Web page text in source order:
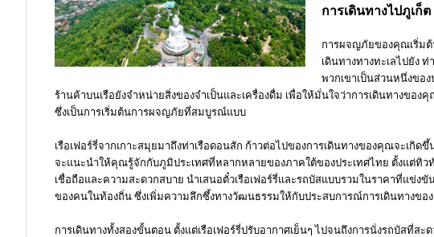
การเดินทางไปภูเก็ต
การผจญภัยของคุณเริ่มต้
เดินทางทางทะเลไปยัง
พวกเขาเป็นส่วนหนึ่งขอ
ร้านค้าบนเรือยังจำหน่ายสิ่งของจำเป็นและเครื่องดื่ม เพื่อให้มั่นใจว่าการเดินทางข
ซึ่งเป็นการเริ่มต้นการผจญภัยที่สมบูรณ์แบบ
เรือเฟอร์รี่จากเกาะสมุยมาถึงท่าเรือดอนสัก ก้าวต่อไปของการเดินทางของคุณจะเ
จะแนะนำให้คุณรู้จักกับภูมิประเทศที่หลากหลายของภาคใต้ของประเทศไทย ตั้งแต่ทิ
เชื่อถือและความสะดวกสบาย นำเสนอตั๋วเรือเฟอร์รี่และรถบัสแบบรวมในราคาที่แข่
ของคนในท้องถิ่น ซึ่งเพิ่มความลึกซึ้งทางวัฒนธรรมให้กับประสบการณ์การเดินทางขอ
การเดินทางทั้งสองขั้นตอน ตั้งแต่เรือเฟอร์รี่ปรับอากาศเย็นๆ ไปจนถึงการนั่งรถบัสที่